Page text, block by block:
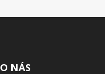
O NÁS